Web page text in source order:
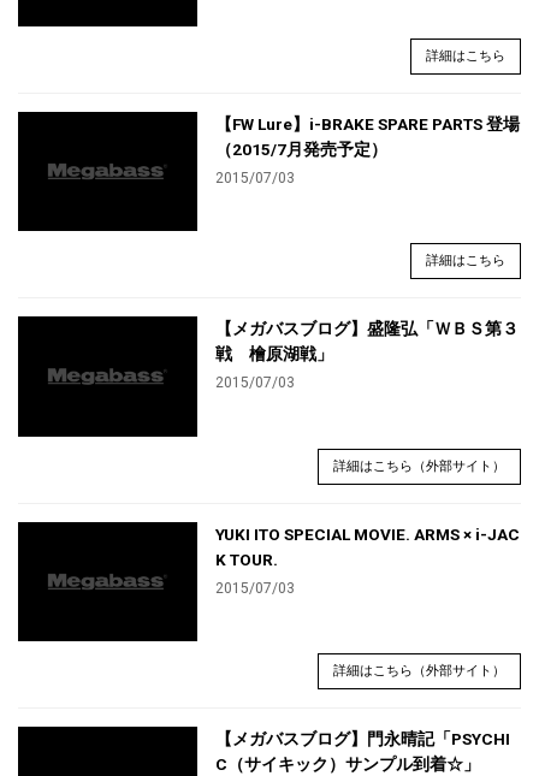
詳細はこちら
【FW Lure】i-BRAKE SPARE PARTS 登場
（2015/7月発売予定）
2015/07/03
詳細はこちら
【メガバスブログ】盛隆弘「ＷＢＳ第３
戦 檜原湖戦」
2015/07/03
詳細はこちら（外部サイト）
YUKI ITO SPECIAL MOVIE. ARMS × i-JAC
K TOUR.
2015/07/03
詳細はこちら（外部サイト）
【メガバスブログ】門永晴記「PSYCHI
C（サイキック）サンプル到着☆」